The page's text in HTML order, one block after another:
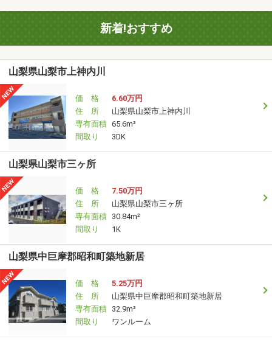
新着!おすすめ
山梨県山梨市上神内川
価 格
6.60万円
住 所
山梨県山梨市上神内川
専有面積 65.6m²
間取り
3DK
山梨県山梨市三ヶ所
価 格
7.50万円
住 所
山梨県山梨市三ヶ所
専有面積 30.84m²
間取り
1K
山梨県中巨摩郡昭和町築地新居
価 格
5.25万円
住 所
山梨県中巨摩郡昭和町築地新居
専有面積 32.9m²
間取り
ワンルーム